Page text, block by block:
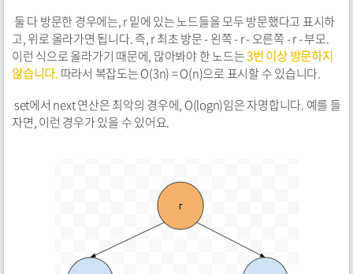
둘 다 방문한 경우에는, r 밑에 있는 노드들을 모두 방문했다고 표시하
고, 위로 올라가면 됩니다. 즉, r 최초 방문 - 왼쪽 - r - 오른쪽 - r - 부모.
이런 식으로 올라가기 때문에, 많아봐야 한 노드는3번 이상 방문하지
않습니다.따라서 복잡도는 O(3n) = O(n)으로 표시할 수 있습니다.
set에서 next 연산은 최악의 경우에, O(logn)임은 자명합니다. 예를 들
자면, 이런 경우가 있을 수 있어요.